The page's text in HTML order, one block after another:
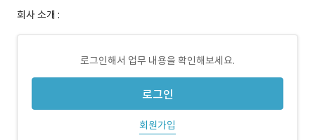
회사 소개 :
로그인해서 업무 내용을 확인해보세요.
로그인
회원가입